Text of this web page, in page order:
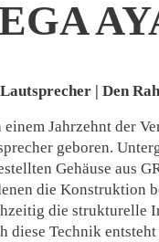
| Den
einem Jahrzehnt der
geboren.
Gehäuse aus
die Konstruktion
die strukturelle
diese Technik